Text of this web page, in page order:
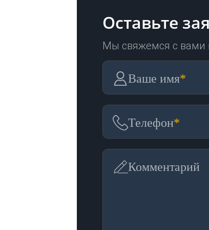
Оставьте
Мы свяжемся с вами
Ваше имя*
Телефон*
Комментарий